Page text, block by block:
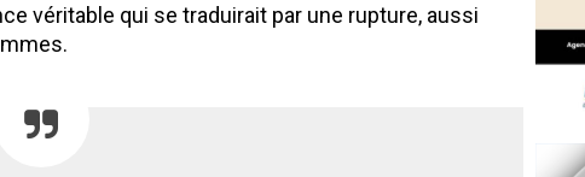
véritable qui se traduirait par une rupture, aussi